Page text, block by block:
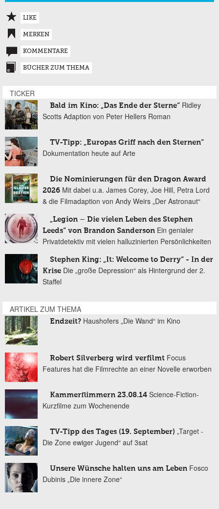
LIKE
MERKEN
KOMMENTARE
BÜCHER ZUM THEMA
TICKER
Bald im Kino: „Das Ende der Sterne“ Ridley
Scotts Adaption von Peter Hellers Roman
TV-Tipp: „Europas Griff nach den Sternen“
Dokumentation heute auf Arte
Die Nominierungen für den Dragon Award
2026 Mit dabei u.a. James Corey, Joe Hill, Petra Lord
& die Filmadaption von Andy Weirs „Der Astronaut“
„Legion – Die vielen Leben des Stephen
Leeds“ von Brandon Sanderson Ein genialer
Privatdetektiv mit vielen halluzinierten Persönlichkeiten
Stephen King: „It: Welcome to Derry“ - In der
Krise Die „große Depression“ als Hintergrund der 2.
Staffel
ARTIKEL ZUM THEMA
Endzeit? Haushofers „Die Wand“ im Kino
Robert Silverberg wird verfilmt Focus
Features hat die Filmrechte an einer Novelle erworben
Kammerflimmern 23.08.14 Science-Fiction-
Kurzfilme zum Wochenende
TV-Tipp des Tages (19. September) „Target -
Die Zone ewiger Jugend“ auf 3sat
Unsere Wünsche halten uns am Leben Fosco
Dubinis „Die innere Zone“